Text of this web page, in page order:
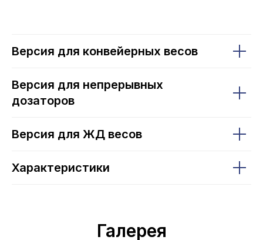
Версия для конвейерных весов
Версия для непрерывных
дозаторов
Версия для ЖД весов
Характеристики
Галерея